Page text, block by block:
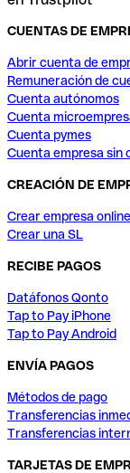
CUENTAS DE
Abrir cuenta de
Remuneración de
Cuenta autónomos
Cuenta
Cuenta pymes
Cuenta empresa sin
CREACIÓN DE
Crear empresa online
Crear una SL
RECIBE PAGOS
Datáfonos Qonto
Tap to Pay iPhone
Tap to Pay Android
ENVÍA PAGOS
Métodos de pago
Transferencias
Transferencias
TARJETAS DE